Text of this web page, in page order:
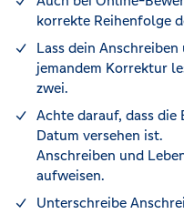
korrekte Reihenfolge
Lass dein
jemandem Korrektur
zwei.
Achte darauf, dass
Datum versehen ist.
Anschreiben und
aufweisen.
Unterschreibe